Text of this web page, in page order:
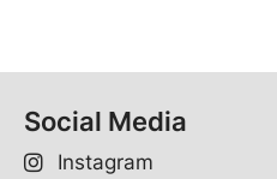
Social Media
Instagram